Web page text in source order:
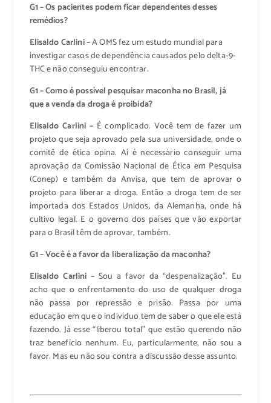
G1 – Os pacientes podem ficar dependentes desses
remédios?
Elisaldo Carlini –A OMS fez um estudo mundial para
investigar casos de dependência causados pelo delta-9-
THC e não conseguiu encontrar.
G1 – Como é possível pesquisar maconha no Brasil, já
que a venda da droga é proibida?
Elisaldo Carlini – É complicado. Você tem de fazer um
projeto que seja aprovado pela sua universidade, onde o
comitê de ética opina. Aí é necessário conseguir uma
aprovação da Comissão Nacional de Ética em Pesquisa
(Conep) e também da Anvisa, que tem de aprovar o
projeto para liberar a droga. Então a droga tem de ser
importada dos Estados Unidos, da Alemanha, onde há
cultivo legal. E o governo dos países que vão exportar
para o Brasil têm de aprovar, também.
G1 – Você é a favor da liberalização da maconha?
Elisaldo Carlini –Sou a favor da “despenalização”. Eu
acho que o enfrentamento do uso de qualquer droga
não passa por repressão e prisão. Passa por uma
educação em que o indivíduo tem de saber o que ele está
fazendo. Já esse “liberou total” que estão querendo não
traz benefício nenhum. Eu, particularmente, não sou a
favor. Mas eu não sou contra a discussão desse assunto.